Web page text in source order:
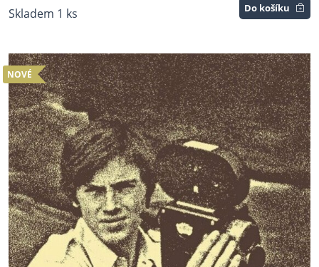
Skladem 1 ks Do košíku
NOVÉ